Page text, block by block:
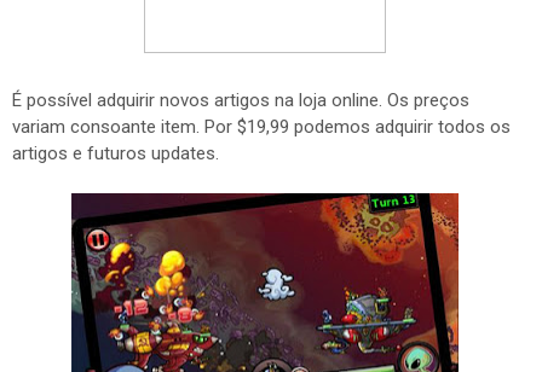
É possível adquirir novos artigos na loja online. Os preços
variam consoante item. Por $19,99 podemos adquirir todos os
artigos e futuros updates.